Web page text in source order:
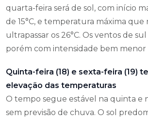
quarta-feira será de sol, com início
de 15°C, e temperatura máxima que
ultrapassar os 26°C. Os ventos de
porém com intensidade bem menor
Quinta-feira (18) e sexta-feira (19)
elevação das temperaturas
O tempo segue estável na quinta e
sem previsão de chuva. O sol